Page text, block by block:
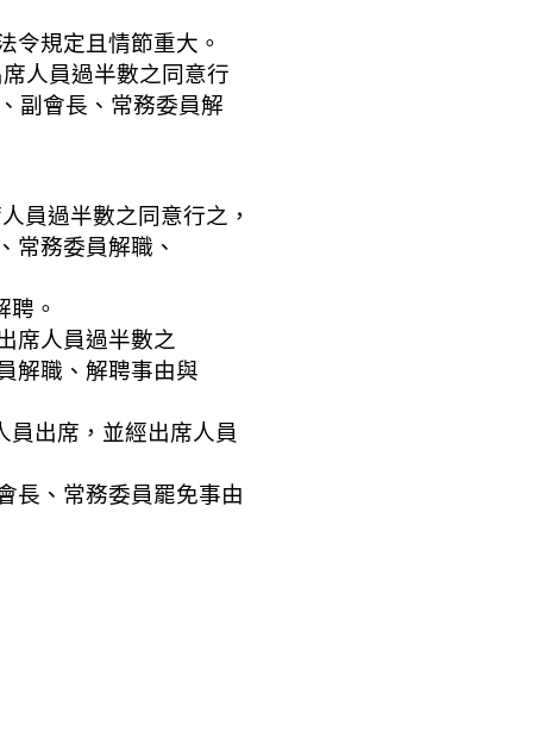
規定且情節重大。
員過半數之同意行
會長、常務委員解
過半數之同意行之，
務委員解職、
。
人員過半數之
職、解聘事由與
出席，並經出席人員
、常務委員罷免事由